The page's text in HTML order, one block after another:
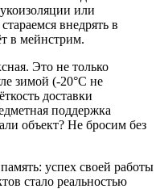
или
внедрять в
в мейнстрим.
Это не только
зимой (-20°С не
доставки
поддержка
объект? Не бросим без
успех своей работы
стало реальностью